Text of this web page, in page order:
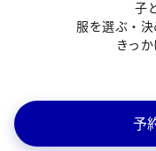
子
服を選ぶ・
きっ
予